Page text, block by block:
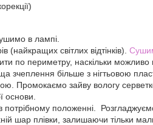
в лампі.
світлих відтінків).
по периметру, наскільки можливо
зчеплення більше з нігтьовою
Промокаємо зайву вологу
основи.
положенні. Розгладжуємо
шар плівки, залишаючи тільки